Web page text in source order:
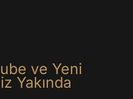
ube ve Yeni
iz Yakında